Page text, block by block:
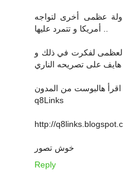
عظمى أخرى لتواجه
العظمى لفكرت في ذلك و
على تصريحه الناري
اقرأ هالبوست من المدون
q8Links
http://
خوش تصور
Reply